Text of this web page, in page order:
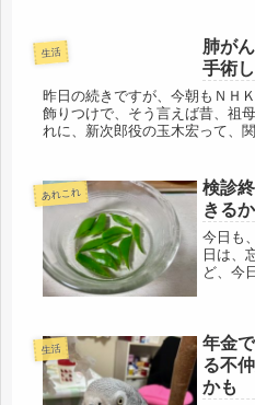
最近の
な？糸
てい...
生活
肺が
手術
昨日の続きですが、今朝もＮＨ
飾りつけで、そう言えば昔、祖
れに、新次郎役の玉木宏って、
あれこれ
検診
きる
今日も
日は、
ど、今
で、多
来て、
生活
年金
る不
かも